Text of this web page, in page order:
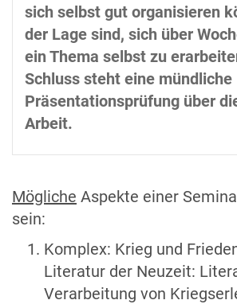
sich selbst gut organisieren
der Lage sind, sich über
ein Thema selbst zu
Schluss steht eine mündliche
Präsentationsprüfung über
Arbeit.
Mögliche Aspekte einer
sein:
Komplex: Krieg und
Literatur der Neuzeit:
Verarbeitung von